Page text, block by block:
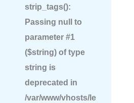
strip_tags():
Passing null to
parameter #1
($string) of type
string is
deprecated in
/var/www/vhosts/le